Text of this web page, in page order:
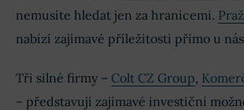
nemusíte hledat jen za hranicemi.
nabízí zajímavé příležitosti přímo u
Tři silné firmy – Colt CZ Group,
– představují zajímavé investiční